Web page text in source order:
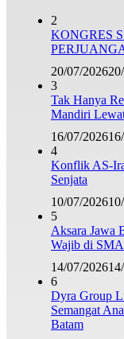
2
KONGRES
20/07/2026
3
Tak Hanya
Mandiri
16/07/2026
4
Konflik AS-
Senjata
10/07/2026
5
Aksara Jawa
Wajib di
14/07/2026
6
Dyra Group
Semangat
Batam